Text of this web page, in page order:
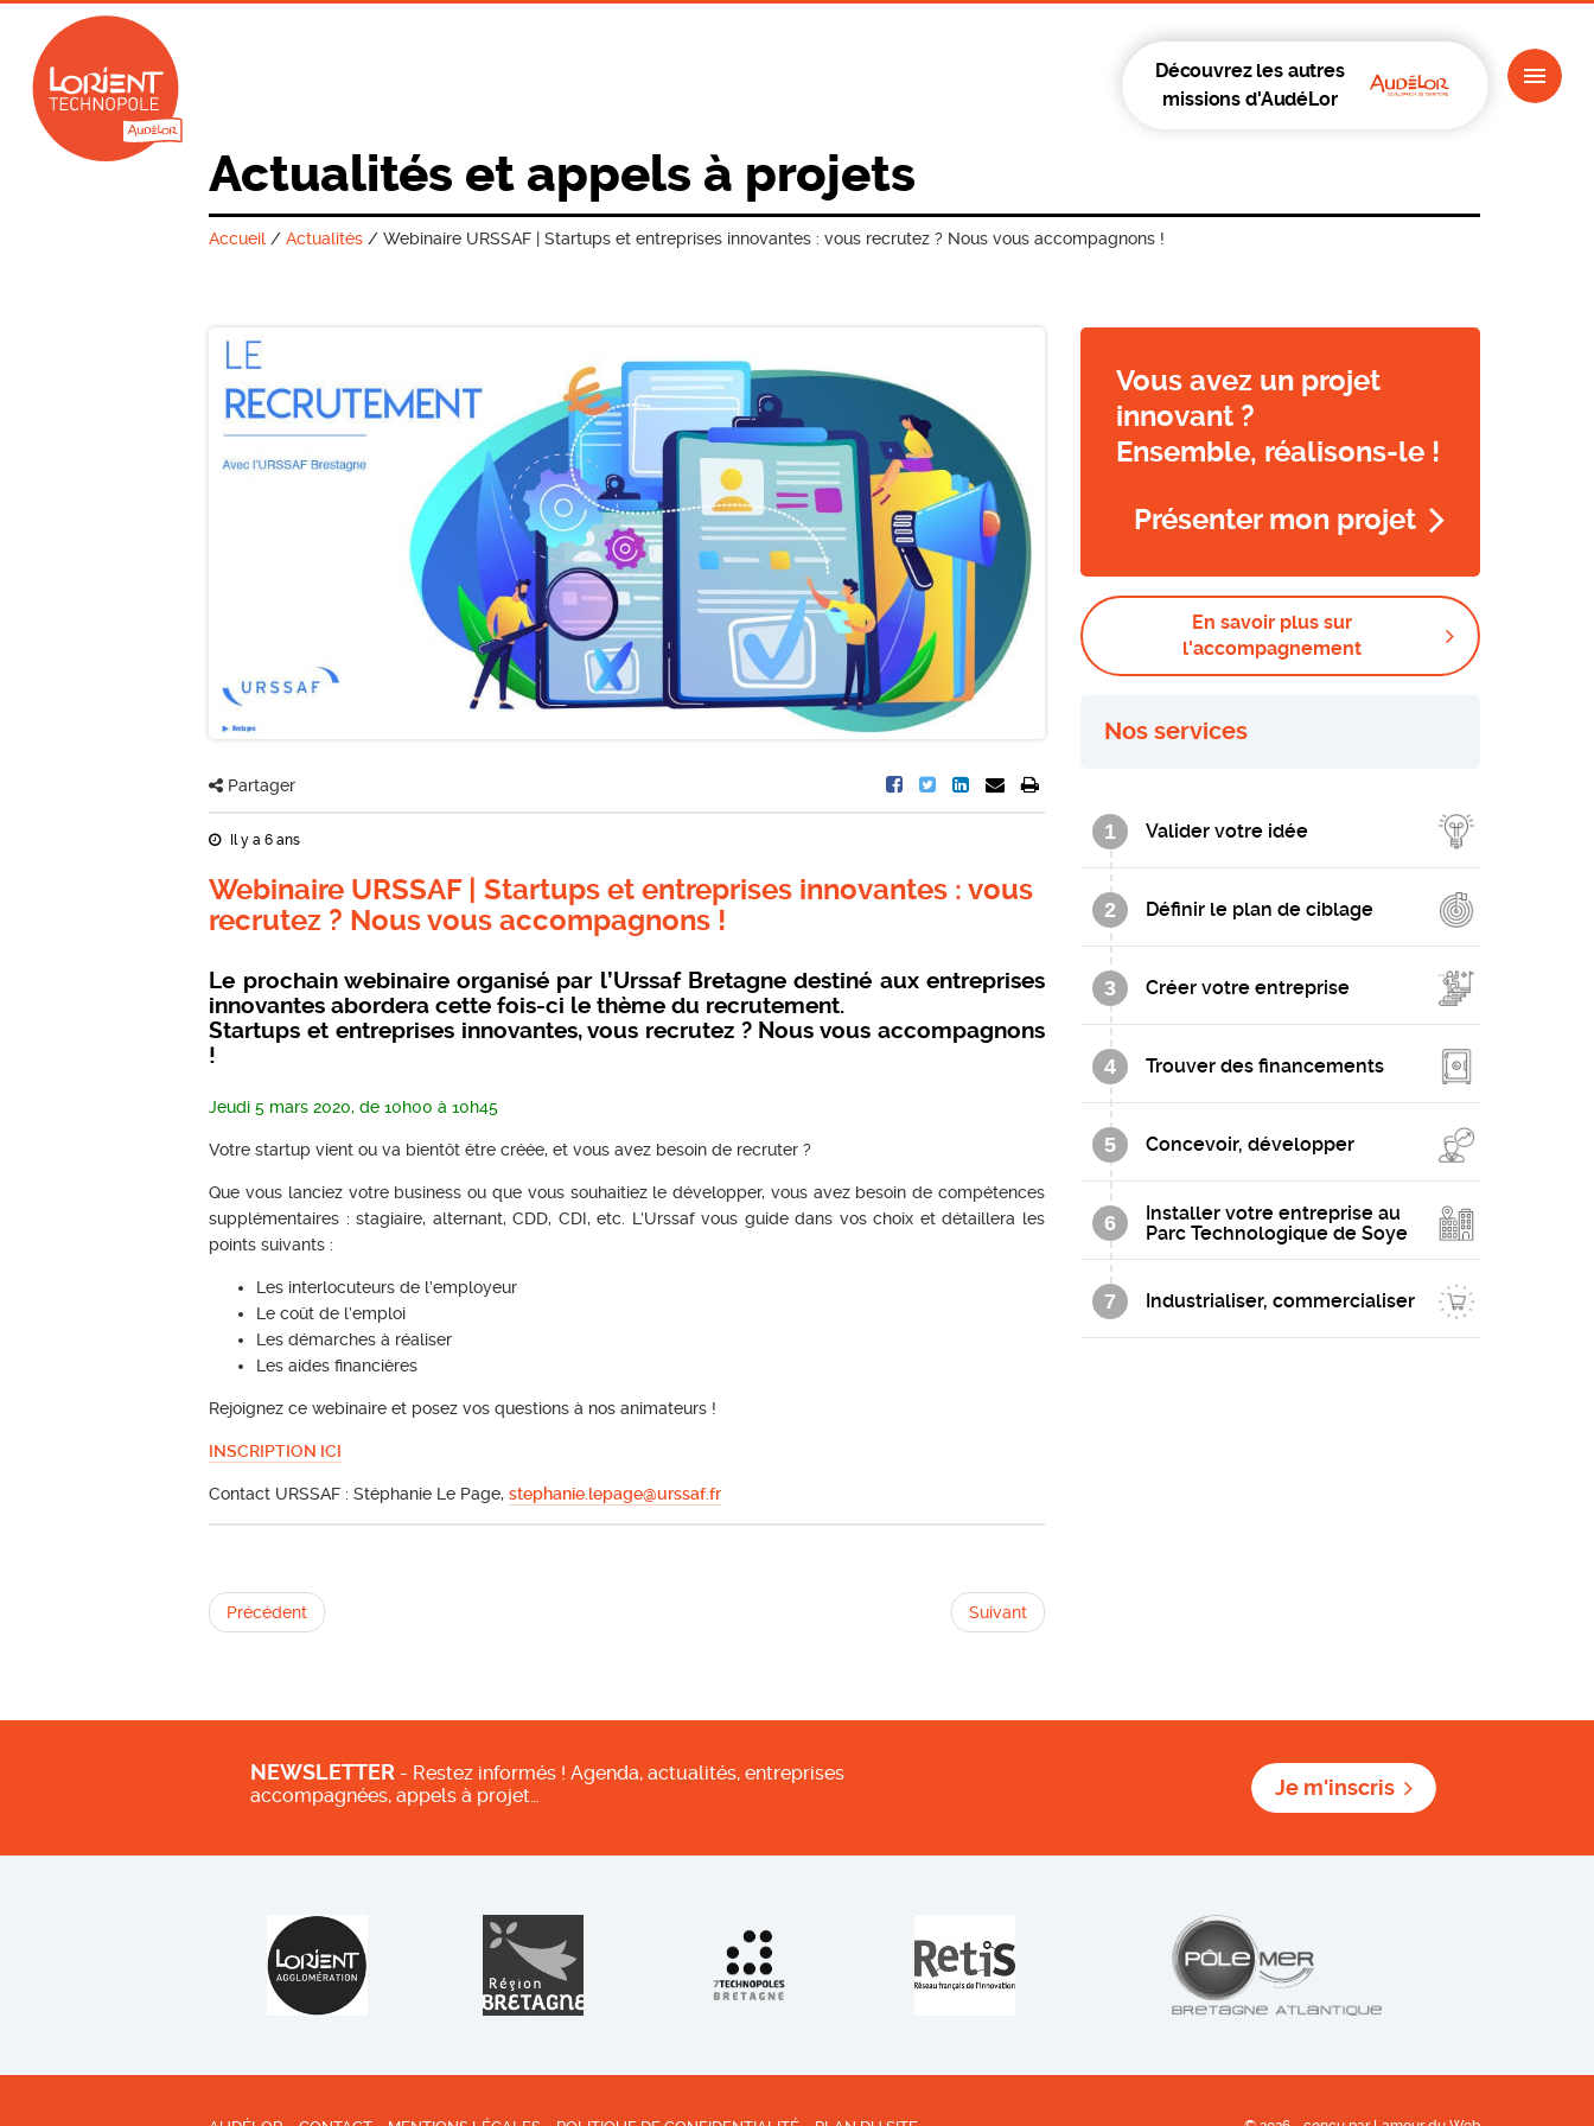
Découvrez les autres
missions d'AudéLor
Actualités et appels à projets
Accueil /Actualités /Webinaire URSSAF | Startups et entreprises innovantes : vous recrutez ? Nous vous accompagnons !
Partager
Il y a 6 ans
Webinaire URSSAF | Startups et entreprises innovantes : vous
recrutez ? Nous vous accompagnons !
Le prochain webinaire organisé par l’Urssaf Bretagne destiné aux entreprises
innovantes abordera cette fois-ci le thème du recrutement.
Startups et entreprises innovantes, vous recrutez ? Nous vous accompagnons
!
Jeudi 5 mars 2020, de 10h00 à 10h45
Votre startup vient ou va bientôt être créée, et vous avez besoin de recruter ?
Que vous lanciez votre business ou que vous souhaitiez le développer, vous avez besoin de compétences
supplémentaires : stagiaire, alternant, CDD, CDI, etc. L’Urssaf vous guide dans vos choix et détaillera les
points suivants :
Les interlocuteurs de l’employeur
Le coût de l’emploi
Les démarches à réaliser
Les aides financières
Rejoignez ce webinaire et posez vos questions à nos animateurs !
INSCRIPTION ICI
Contact URSSAF : Stéphanie Le Page,stephanie.lepage@urssaf.fr
Précédent Suivant
Vous avez un projet
innovant ?
Ensemble, réalisons-le !
Présenter mon projet
En savoir plus sur
l'accompagnement
Nos services
1 Valider votre idée
2 Définir le plan de ciblage
3 Créer votre entreprise
4 Trouver des financements
5 Concevoir, développer
6
Installer votre entreprise au
Parc Technologique de Soye
7 Industrialiser, commercialiser
NEWSLETTER - Restez informés ! Agenda, actualités, entreprises
accompagnées, appels à projet…
Je m'inscris